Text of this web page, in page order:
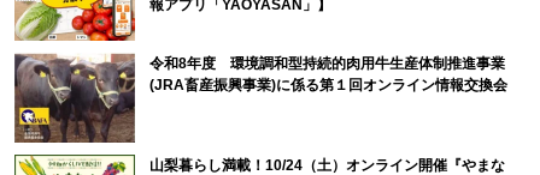
報アプリ「YAOYASAN」】
令和8年度 環境調和型持続的肉用牛生産体制推進事業
(JRA畜産振興事業)に係る第１回オンライン情報交換会
山梨暮らし満載！10/24（土）オンライン開催『やまな